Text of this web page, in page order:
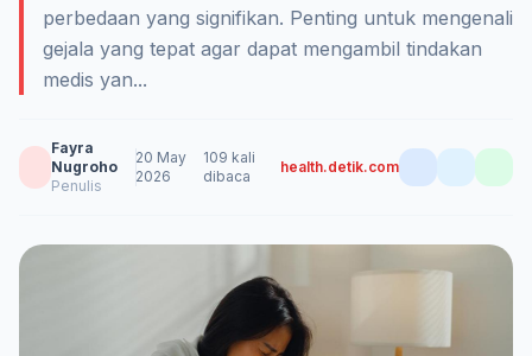
perbedaan yang signifikan. Penting untuk mengenali
gejala yang tepat agar dapat mengambil tindakan
medis yan...
Fayra
Nugroho
Penulis
20 May
2026
109 kali
dibaca
health.detik.com